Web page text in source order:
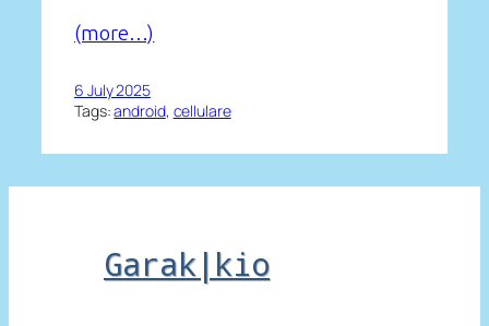
(more…)
6 July 2025
Tags:android, cellulare
Garak|kio